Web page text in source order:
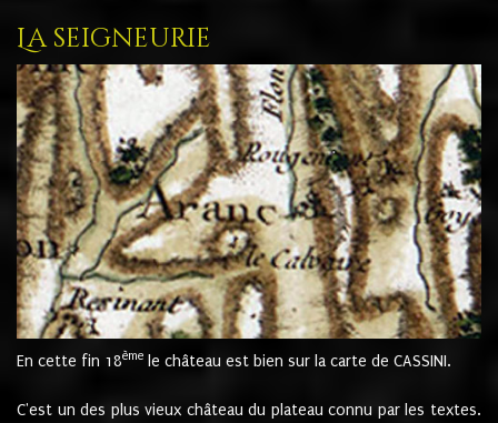
La seigneurie
En cette fin 18ème le château est bien sur la carte de CASSINI.
C'est un des plus vieux château du plateau connu par les textes.